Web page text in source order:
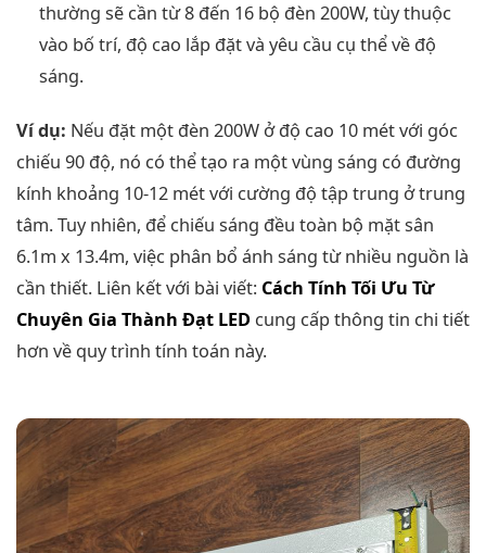
thường sẽ cần từ 8 đến 16 bộ đèn 200W, tùy thuộc
vào bố trí, độ cao lắp đặt và yêu cầu cụ thể về độ
sáng.
Ví dụ: Nếu đặt một đèn 200W ở độ cao 10 mét với góc
chiếu 90 độ, nó có thể tạo ra một vùng sáng có đường
kính khoảng 10-12 mét với cường độ tập trung ở trung
tâm. Tuy nhiên, để chiếu sáng đều toàn bộ mặt sân
6.1m x 13.4m, việc phân bổ ánh sáng từ nhiều nguồn là
cần thiết. Liên kết với bài viết: Cách Tính Tối Ưu Từ
Chuyên Gia Thành Đạt LED cung cấp thông tin chi tiết
hơn về quy trình tính toán này.